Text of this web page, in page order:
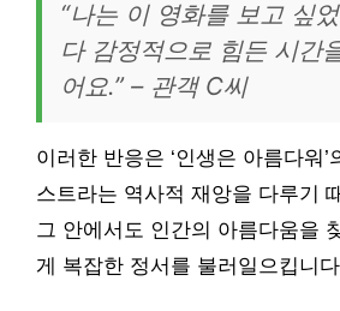
“나는 이 영화를 보고 싶
다 감정적으로 힘든 시간
어요.” – 관객 C씨
이러한 반응은 ‘인생은 아름다워’
스트라는 역사적 재앙을 다루기
그 안에서도 인간의 아름다움을
게 복잡한 정서를 불러일으킵니